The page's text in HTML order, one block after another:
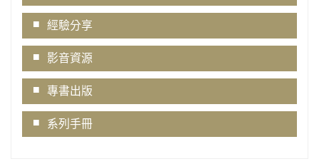
經驗分享
影音資源
專書出版
系列手冊